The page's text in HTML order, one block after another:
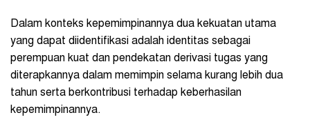
Dalam konteks kepemimpinannya dua kekuatan utama
yang dapat diidentifikasi adalah identitas sebagai
perempuan kuat dan pendekatan derivasi tugas yang
diterapkannya dalam memimpin selama kurang lebih dua
tahun serta berkontribusi terhadap keberhasilan
kepemimpinannya.